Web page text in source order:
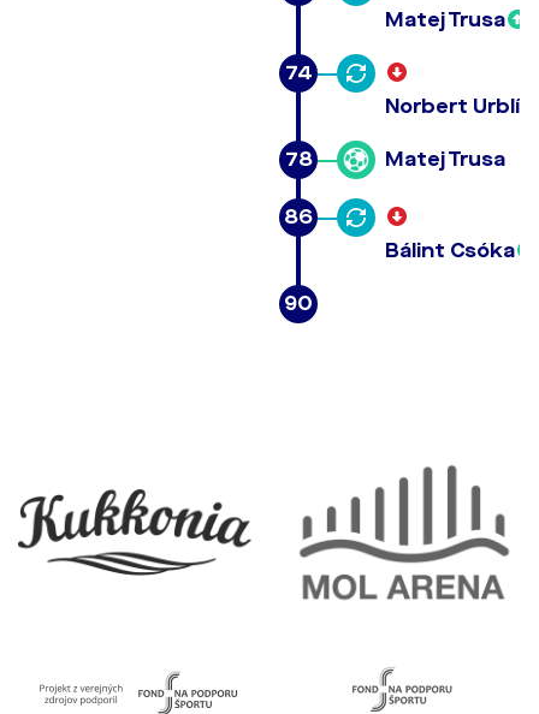
Matej Trusa
74
Norbert Urblík
78 Matej Trusa
86
Bálint Csóka
90